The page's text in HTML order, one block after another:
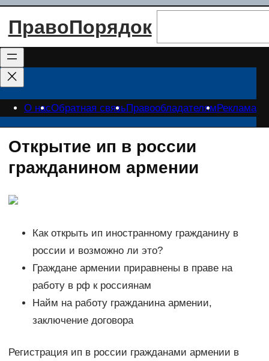
Перейти
ПравоПорядок
О насОбратная связьПравообладателямРеклама
Открытие ип в россии
гражданином армении
Как открыть ип иностранному гражданину в
россии и возможно ли это?
Граждане армении приравнены в праве на
работу в рф к россиянам
Найм на работу гражданина армении,
заключение договора
Регистрация ип в россии гражданами армении в